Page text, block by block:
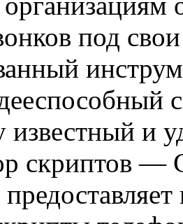
под
известный и
скриптов —